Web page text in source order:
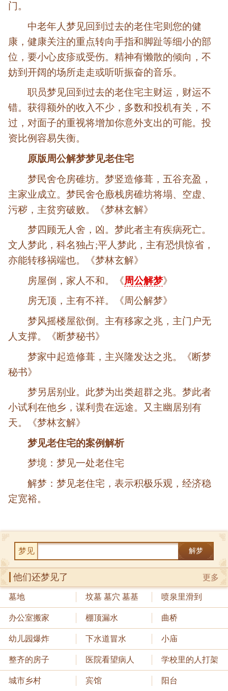
门。
中老年人梦见回到过去的老住宅则您的健
康，健康关注的重点转向手指和脚趾等细小的部
位，要小心皮疹或受伤。精神有懒散的倾向，不
妨到开阔的场所走走或听听振奋的音乐。
职员梦见回到过去的老住宅主财运，财运不
错。获得额外的收入不少，多数和投机有关，不
过，对面子的重视将增加你意外支出的可能。投
资比例容易失衡。
原版周公解梦梦见老住宅
梦民舍仓房碓坊。梦竖造修葺，五谷充盈，
主家业成立。梦民舍仓廒栈房碓坊将塌、空虚、
污秽，主贫穷破败。《梦林玄解》
梦四顾无人舍，凶。梦此者主有疾病死亡。
文人梦此，科名独占;平人梦此，主有恐惧惊省，
亦能转移祸端也。《梦林玄解》
房屋倒，家人不和。《周公解梦》
房无顶，主有不祥。《周公解梦》
梦风摇楼屋欲倒。主有移家之兆，主门户无
人支撑。《断梦秘书》
梦家中起造修葺，主兴隆发达之兆。《断梦
秘书》
梦另居别业。此梦为出类超群之兆。梦此者
小试利在他乡，谋利贵在远途。又主幽居别有
天。《梦林玄解》
梦见老住宅的案例解析
梦境：梦见一处老住宅
解梦：梦见老住宅，表示积极乐观，经济稳
定宽裕。
梦见 解梦
更多
他们还梦见了
墓地 坟墓 墓穴 墓基 喷泉里滑到
办公室搬家 棚顶漏水 曲桥
幼儿园爆炸 下水道冒水 小庙
整齐的房子 医院看望病人 学校里的人打架
城市乡村 宾馆 阳台